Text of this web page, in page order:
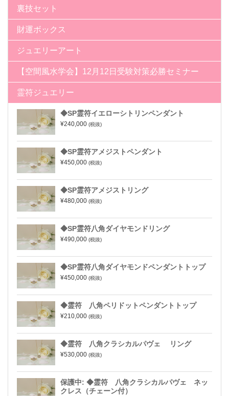
裏技セット
財運ボックス
ジュエリーアート
【空間風水学会】12月12日受験対策必勝セミナー
霊符ジュエリー
◆SP霊符イエローシトリンペンダント
¥240,000 (税抜)
◆SP霊符アメジストペンダント
¥450,000 (税抜)
◆SP霊符アメジストリング
¥480,000 (税抜)
◆SP霊符八角ダイヤモンドリング
¥490,000 (税抜)
◆SP霊符八角ダイヤモンドペンダントトップ
¥450,000 (税抜)
◆霊符 八角ペリドットペンダントトップ
¥210,000 (税抜)
◆霊符 八角クラシカルパヴェ リング
¥530,000 (税抜)
保護中: ◆霊符 八角クラシカルパヴェ ネッ
クレス（チェーン付）